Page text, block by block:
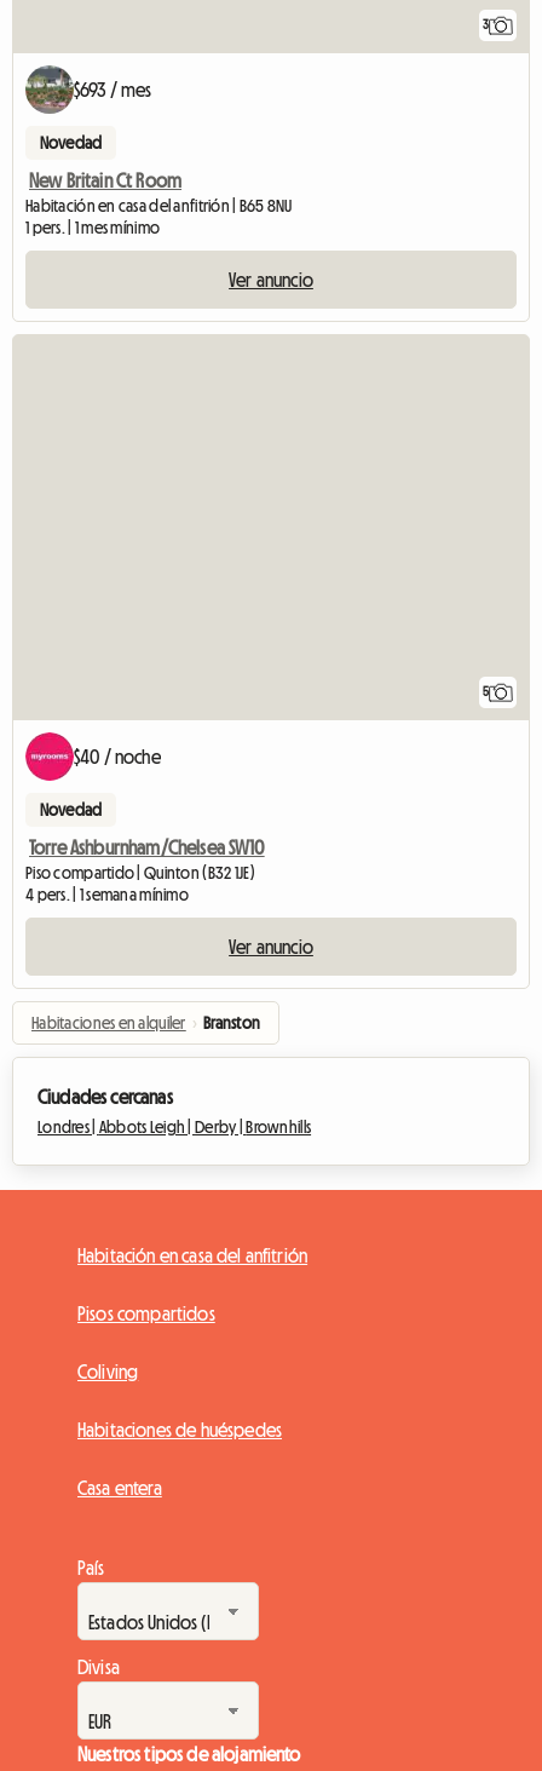
3
$693 / mes
Novedad
New Britain Ct Room
Habitación en casa del anfitrión | B65 8NU
1 pers. | 1 mes mínimo
Ver anuncio
5
$40 / noche
Novedad
Torre Ashburnham/Chelsea SW10
Piso compartido | Quinton (B32 1JE)
4 pers. | 1 semana mínimo
Ver anuncio
Habitaciones en alquiler › Branston
Ciudades cercanas
Londres | Abbots Leigh | Derby | Brownhills
Habitación en casa del anfitrión
Pisos compartidos
Coliving
Habitaciones de huéspedes
Casa entera
País
Divisa
Nuestros tipos de alojamiento